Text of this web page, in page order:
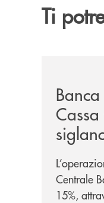
Ti
Centrale
15%,